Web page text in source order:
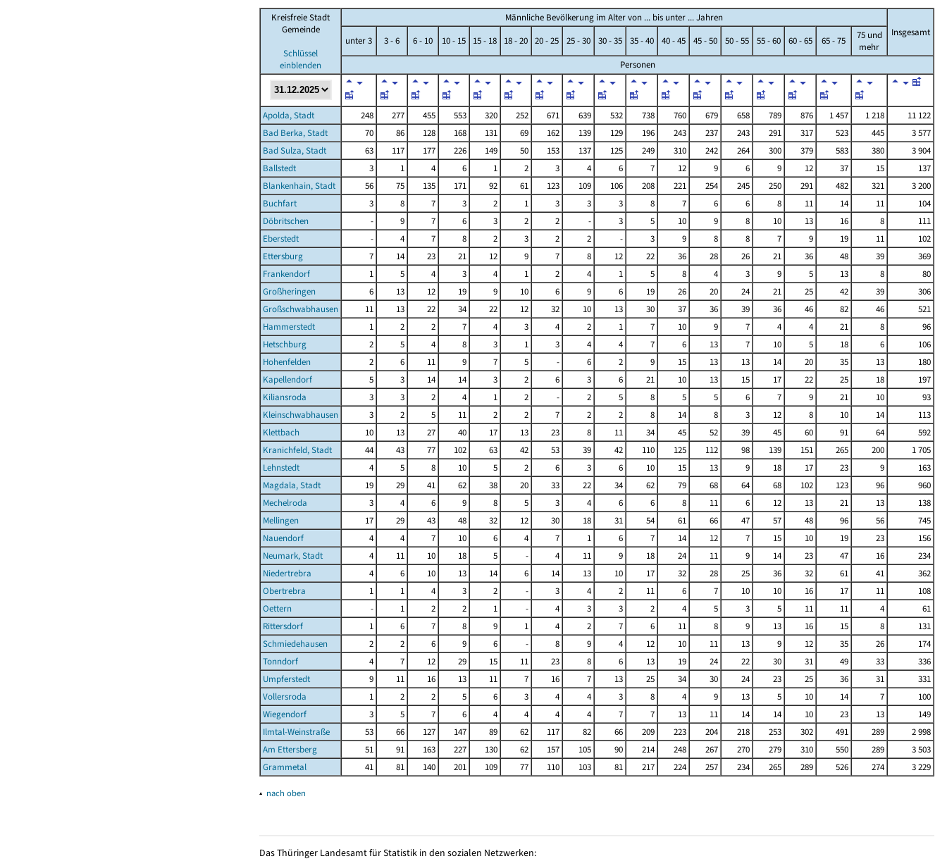
Kreisfreie Stadt
Gemeinde
Schlüssel
einblenden
Männliche Bevölkerung im Alter von ... bis unter ... Jahren
Insgesamt
unter 3 3 - 6 6 - 10 10 - 15 15 - 18 18 - 20 20 - 25 25 - 30 30 - 35 35 - 40 40 - 45 45 - 50 50 - 55 55 - 60 60 - 65 65 - 75
75 und
mehr
Personen
Apolda, Stadt 248 277 455 553 320 252 671 639 532 738 760 679 658 789 876 1 457 1 218
11 122
Bad Berka, Stadt
70 86 128 168 131 69 162 139 129 196 243 237 243 291 317 523 445
3 577
Bad Sulza, Stadt
63 117 177 226 149 50 153 137 125 249 310 242 264 300 379 583 380
3 904
Ballstedt
3 1 4 6 1 2 3 4 6 7 12 9 6 9 12 37 15
137
Blankenhain, Stadt
56 75 135 171 92 61 123 109 106 208 221 254 245 250 291 482 321
3 200
Buchfart
3 8 7 3 2 1 3 3 3 8 7 6 6 8 11 14 11
104
Döbritschen
- 9 7 6 3 2 2 - 3 5 10 9 8 10 13 16 8
111
Eberstedt
- 4 7 8 2 3 2 2 - 3 9 8 8 7 9 19 11
102
Ettersburg
7 14 23 21 12 9 7 8 12 22 36 28 26 21 36 48 39
369
Frankendorf
1 5 4 3 4 1 2 4 1 5 8 4 3 9 5 13 8
80
Großheringen
6 13 12 19 9 10 6 9 6 19 26 20 24 21 25 42 39
306
Großschwabhausen
11 13 22 34 22 12 32 10 13 30 37 36 39 36 46 82 46
521
Hammerstedt
1 2 2 7 4 3 4 2 1 7 10 9 7 4 4 21 8
96
Hetschburg
2 5 4 8 3 1 3 4 4 7 6 13 7 10 5 18 6
106
Hohenfelden
2 6 11 9 7 5 - 6 2 9 15 13 13 14 20 35 13
180
Kapellendorf
5 3 14 14 3 2 6 3 6 21 10 13 15 17 22 25 18
197
Kiliansroda
3 3 2 4 1 2 - 2 5 8 5 5 6 7 9 21 10
93
Kleinschwabhausen
3 2 5 11 2 2 7 2 2 8 14 8 3 12 8 10 14
113
Klettbach
10 13 27 40 17 13 23 8 11 34 45 52 39 45 60 91 64
592
Kranichfeld, Stadt
44 43 77 102 63 42 53 39 42 110 125 112 98 139 151 265 200
1 705
Lehnstedt
4 5 8 10 5 2 6 3 6 10 15 13 9 18 17 23 9
163
Magdala, Stadt
19 29 41 62 38 20 33 22 34 62 79 68 64 68 102 123 96
960
Mechelroda
3 4 6 9 8 5 3 4 6 6 8 11 6 12 13 21 13
138
Mellingen
17 29 43 48 32 12 30 18 31 54 61 66 47 57 48 96 56
745
Nauendorf
4 4 7 10 6 4 7 1 6 7 14 12 7 15 10 19 23
156
Neumark, Stadt
4 11 10 18 5 - 4 11 9 18 24 11 9 14 23 47 16
234
Niedertrebra
4 6 10 13 14 6 14 13 10 17 32 28 25 36 32 61 41
362
Obertrebra
1 1 4 3 2 - 3 4 2 11 6 7 10 10 16 17 11
108
Oettern
- 1 2 2 1 - 4 3 3 2 4 5 3 5 11 11 4
61
Rittersdorf
1 6 7 8 9 1 4 2 7 6 11 8 9 13 16 15 8
131
Schmiedehausen
2 2 6 9 6 - 8 9 4 12 10 11 13 9 12 35 26
174
Tonndorf
4 7 12 29 15 11 23 8 6 13 19 24 22 30 31 49 33
336
Umpferstedt
9 11 16 13 11 7 16 7 13 25 34 30 24 23 25 36 31
331
Vollersroda
1 2 2 5 6 3 4 4 3 8 4 9 13 5 10 14 7
100
Wiegendorf
3 5 7 6 4 4 4 4 7 7 13 11 14 14 10 23 13
149
Ilmtal-Weinstraße
53 66 127 147 89 62 117 82 66 209 223 204 218 253 302 491 289
2 998
Am Ettersberg
51 91 163 227 130 62 157 105 90 214 248 267 270 279 310 550 289
3 503
Grammetal
41 81 140 201 109 77 110 103 81 217 224 257 234 265 289 526 274 3 229
▴ nach oben
Das Thüringer Landesamt für Statistik in den sozialen Netzwerken: